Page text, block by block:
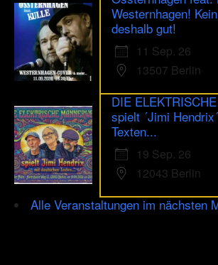
Westernhagen!
deshalb gut!
11 Sep. 26
13507 Berlin
DIE
spielt ´Jimi
Texten...
19 Sep. 26
12043 Berlin
Alle Veranstaltungen im nächsten